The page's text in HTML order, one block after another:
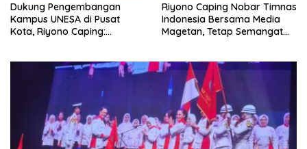
Dukung Pengembangan
Kampus UNESA di Pusat
Kota, Riyono Caping:
Riyono Caping Nobar Timnas
Indonesia Bersama Media
Magetan, Tetap Semangat